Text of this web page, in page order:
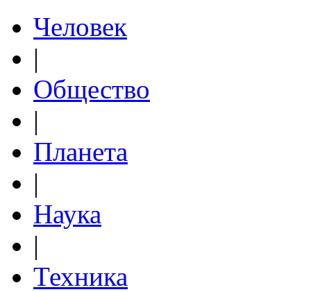
Человек
|
Общество
|
Планета
|
Наука
|
Техника